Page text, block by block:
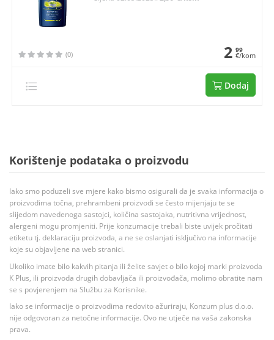
(0) 2 99
€/kom
Dodaj
Korištenje podataka o proizvodu
Iako smo poduzeli sve mjere kako bismo osigurali da je svaka informacija o
proizvodima točna, prehrambeni proizvodi se često mijenjaju te se
slijedom navedenoga sastojci, količina sastojaka, nutritivna vrijednost,
alergeni mogu promjeniti. Prije konzumacije trebali biste uvijek pročitati
etiketu tj. deklaraciju proizvoda, a ne se oslanjati isključivo na informacije
koje su objavljene na web stranici.
Ukoliko imate bilo kakvih pitanja ili želite savjet o bilo kojoj marki proizvoda
K Plus, ili proizvoda drugih dobavljača ili proizvođača, molimo obratite nam
se s povjerenjem na Službu za Korisnike.
Iako se informacije o proizvodima redovito ažuriraju, Konzum plus d.o.o.
nije odgovoran za netočne informacije. Ovo ne utječe na vaša zakonska
prava.